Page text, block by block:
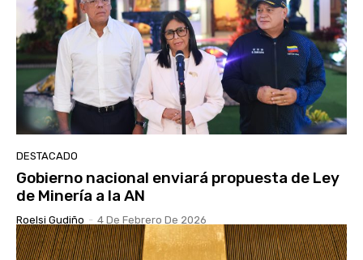
DESTACADO
Gobierno nacional enviará propuesta de Ley
de Minería a la AN
Roelsi Gudiño - 4 De Febrero De 2026